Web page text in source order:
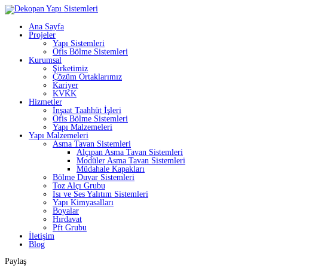
Ana Sayfa
Projeler
Yapı Sistemleri
Ofis Bölme Sistemleri
Kurumsal
Şirketimiz
Çözüm Ortaklarımız
Kariyer
KVKK
Hizmetler
İnşaat Taahhüt İşleri
Ofis Bölme Sistemleri
Yapı Malzemeleri
Yapı Malzemeleri
Asma Tavan Sistemleri
Alçıpan Asma Tavan Sistemleri
Modüler Asma Tavan Sistemleri
Müdahale Kapakları
Bölme Duvar Sistemleri
Toz Alçı Grubu
Isı ve Ses Yalıtım Sistemleri
Yapı Kimyasalları
Boyalar
Hırdavat
Pft Grubu
İletişim
Blog
Paylaş